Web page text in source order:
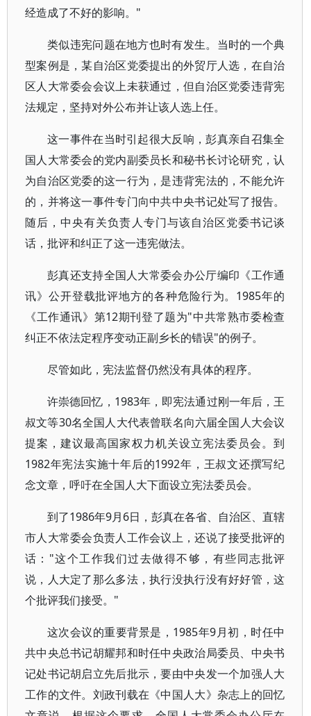
经造成了不好的影响。"
类似违宪问题在地方也时有发生。当时的一个典
型案例是，某自治区党委提出的外贸厅人选，在自治
区人大常委会会议上未获通过，但自治区党委违背宪
法规定，坚持对外公布并让该人选上任。
这一事件在当时引起很大反响，彭真亲自召集全
国人大常委会的党内副委员长和秘书长讨论研究，认
为自治区党委的这一行为，是违背宪法的，不能允许
的，并将这一事件专门向中共中央书记处写了报告。
随后，中央有关负责人专门与该自治区党委书记谈
话，批评和纠正了这一违宪做法。
彭真还支持全国人大常委会办公厅编印《工作通
讯》公开登载批评地方的各种危险行为。1985年的
《工作通讯》第12期刊登了题为"中共常熟市委检查
纠正不依法定程序变动正副乡长的错误"的例子。
尽管如此，宪法监督仍然没有具体的程序。
许崇德回忆，1983年，即宪法通过刚一年后，王
叔文等30名全国人大代表曾联名向六届全国人大会议
提案，建议最高国家权力机关设立宪法委员会。到
1982年宪法实施十年后的1992年，王叔文还撰写纪
念文章，呼吁在全国人大下面设立宪法委员会。
到了1986年9月6日，彭真在各省、自治区、直辖
市人大常委会负责人工作会议上，还说了接受批评的
话："这个工作我们过去做得不够，有些同志批评
说，人大定了那么多法，执行没执行没有好好管，这
个批评我们接受。"
这次会议的重要背景是，1985年9月初，时任中
共中央总书记胡耀邦和时任中央政治局委员、中央书
记处书记胡启立先后批示，要由中央发一个加强人大
工作的文件。刘政刊载在《中国人大》杂志上的回忆